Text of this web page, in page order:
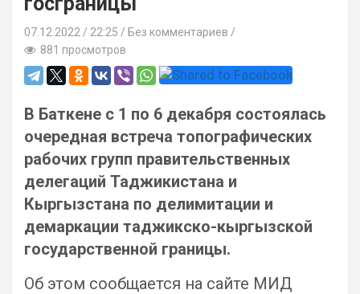
07.12.2022 22:25 / Без комментариев
881 просмотров
В Баткене с 1 по 6 декабря состоялась
очередная встреча топографических
рабочих групп правительственных
делегаций Таджикистана и
Кыргызстана по делимитации и
демаркации таджикско-кыргызской
государственной границы.
Об этом сообщается на сайте МИД